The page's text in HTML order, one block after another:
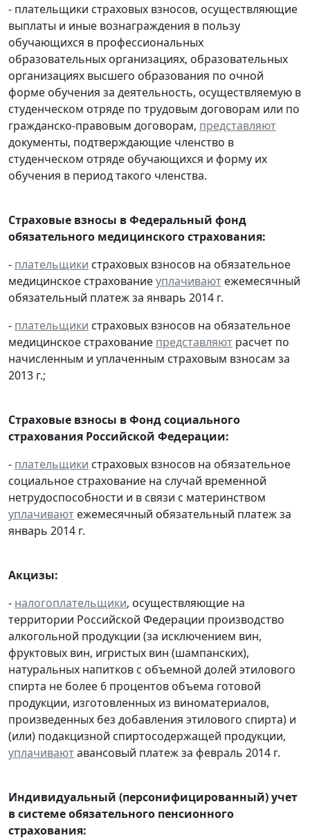
- плательщики страховых взносов, осуществляющие
выплаты и иные вознаграждения в пользу
обучающихся в профессиональных
образовательных организациях, образовательных
организациях высшего образования по очной
форме обучения за деятельность, осуществляемую в
студенческом отряде по трудовым договорам или по
гражданско-правовым договорам, представляют
документы, подтверждающие членство в
студенческом отряде обучающихся и форму их
обучения в период такого членства.
Страховые взносы в Федеральный фонд
обязательного медицинского страхования:
- плательщики страховых взносов на обязательное
медицинское страхованиеуплачивают ежемесячный
обязательный платеж за январь 2014 г.
- плательщики страховых взносов на обязательное
медицинское страхование представляют расчет по
начисленным и уплаченным страховым взносам за
2013 г.;
Страховые взносы в Фонд социального
страхования Российской Федерации:
- плательщики страховых взносов на обязательное
социальное страхование на случай временной
нетрудоспособности и в связи с материнством
уплачивают ежемесячный обязательный платеж за
январь 2014 г.
Акцизы:
- налогоплательщики, осуществляющие на
территории Российской Федерации производство
алкогольной продукции (за исключением вин,
фруктовых вин, игристых вин (шампанских),
натуральных напитков с объемной долей этилового
спирта не более 6 процентов объема готовой
продукции, изготовленных из виноматериалов,
произведенных без добавления этилового спирта) и
(или) подакцизной спиртосодержащей продукции,
уплачиваютавансовый платеж за февраль 2014 г.
Индивидуальный (персонифицированный) учет
в системе обязательного пенсионного
страхования: